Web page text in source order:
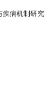
疾病机制研究